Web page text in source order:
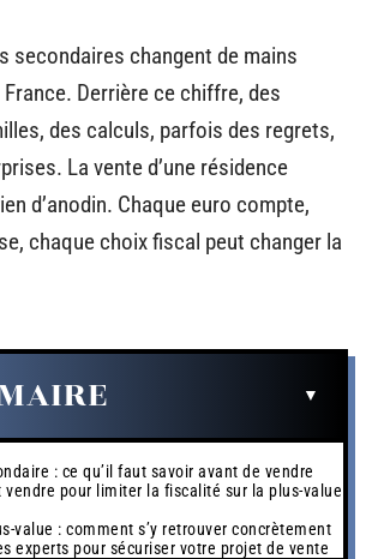
secondaires changent de mains
Derrière ce chiffre, des
des calculs, parfois des regrets,
La vente d’une résidence
d’anodin. Chaque euro compte,
chaque choix fiscal peut changer la
: ce qu’il faut savoir avant de vendre
vendre pour limiter la fiscalité sur la plus-value
value : comment s’y retrouver concrètement
experts pour sécuriser votre projet de vente